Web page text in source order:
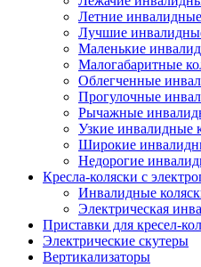
Летние
Лучшие
Маленькие
Малогабаритные
Облегченные
Прогулочные
Рычажные
Узкие инвалидные
Широкие
Недорогие
Кресла-коляски с
Инвалидные
Электрическая
Приставки для кресел-
Электрические скутеры
Вертикализаторы